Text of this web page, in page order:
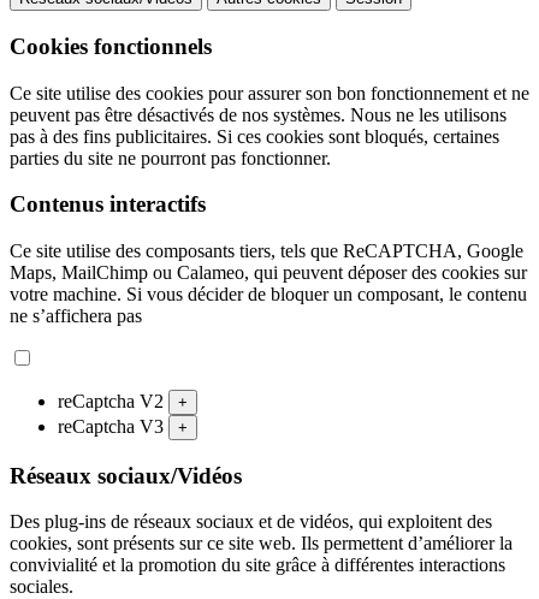
Cookies fonctionnels
Ce site utilise des cookies pour assurer son bon fonctionnement et ne
peuvent pas être désactivés de nos systèmes. Nous ne les utilisons
pas à des fins publicitaires. Si ces cookies sont bloqués, certaines
parties du site ne pourront pas fonctionner.
Contenus interactifs
Ce site utilise des composants tiers, tels que ReCAPTCHA, Google
Maps, MailChimp ou Calameo, qui peuvent déposer des cookies sur
votre machine. Si vous décider de bloquer un composant, le contenu
ne s’affichera pas
reCaptcha V2 +
reCaptcha V3 +
Réseaux sociaux/Vidéos
Des plug-ins de réseaux sociaux et de vidéos, qui exploitent des
cookies, sont présents sur ce site web. Ils permettent d’améliorer la
convivialité et la promotion du site grâce à différentes interactions
sociales.